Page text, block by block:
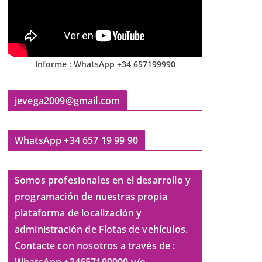
Informe : WhatsApp +34 657199990
jevega2009@gmail.com
WhatsApp +34 657 19 99 90
Somos profesionales en el desarrollo y
programación de nuestras propia
plataforma de localización y
administración de Flotas de vehículos.
Contacte con nosotros a través de :